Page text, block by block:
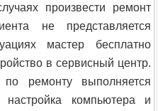
произвести ремонт
не представляется
мастер бесплатно
в сервисный центр.
ремонту выполняется
настройка компьютера и